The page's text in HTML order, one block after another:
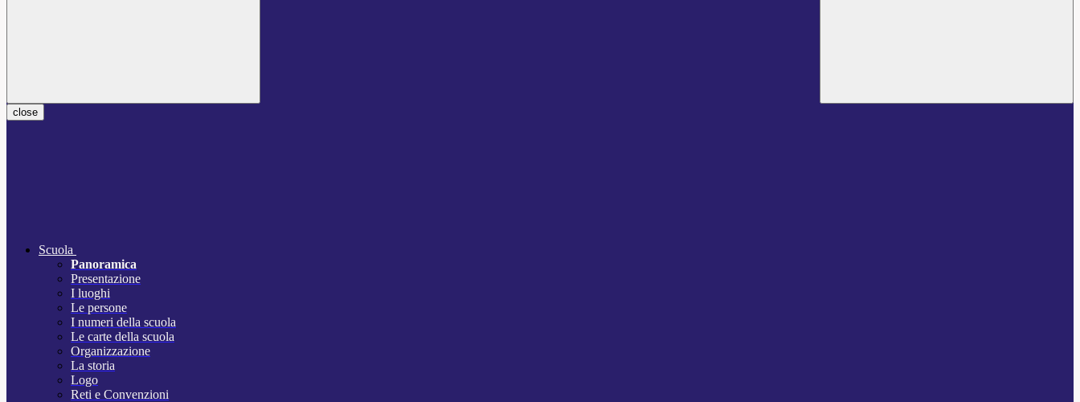
close
Scuola
Panoramica
Presentazione
I luoghi
Le persone
I numeri della scuola
Le carte della scuola
Organizzazione
La storia
Logo
Reti e Convenzioni